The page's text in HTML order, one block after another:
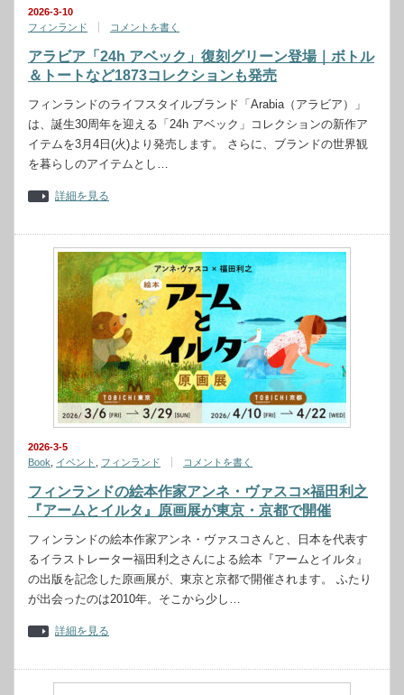
2026-3-10
フィンランド
コメントを書く
アラビア「24h アベック」復刻グリーン登場｜ボトル
＆トートなど1873コレクションも発売
フィンランドのライフスタイルブランド「Arabia（アラビア）」
は、誕生30周年を迎える「24h アベック」コレクションの新作ア
イテムを3月4日(火)より発売します。 さらに、ブランドの世界観
を暮らしのアイテムとし…
詳細を見る
2026-3-5
Book
イベント フィンランド コメントを書く
フィンランドの絵本作家アンネ・ヴァスコ×福田利之
『アームとイルタ』原画展が東京・京都で開催
フィンランドの絵本作家アンネ・ヴァスコさんと、日本を代表す
るイラストレーター福田利之さんによる絵本『アームとイルタ』
の出版を記念した原画展が、東京と京都で開催されます。 ふたり
が出会ったのは2010年。そこから少し…
詳細を見る